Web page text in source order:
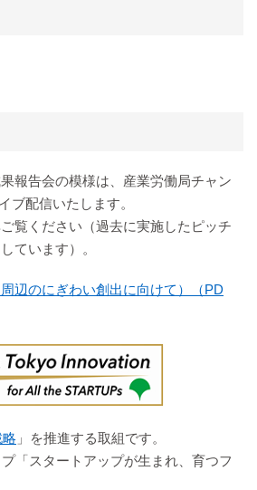
報告会の模様は、産業労働局チャン
ブ配信いたします。
覧ください（過去に実施したピッチ
ています）。
辺のにぎわい創出に向けて）（PD
略 」を推進する取組です。
「スタートアップが生まれ、育つフ